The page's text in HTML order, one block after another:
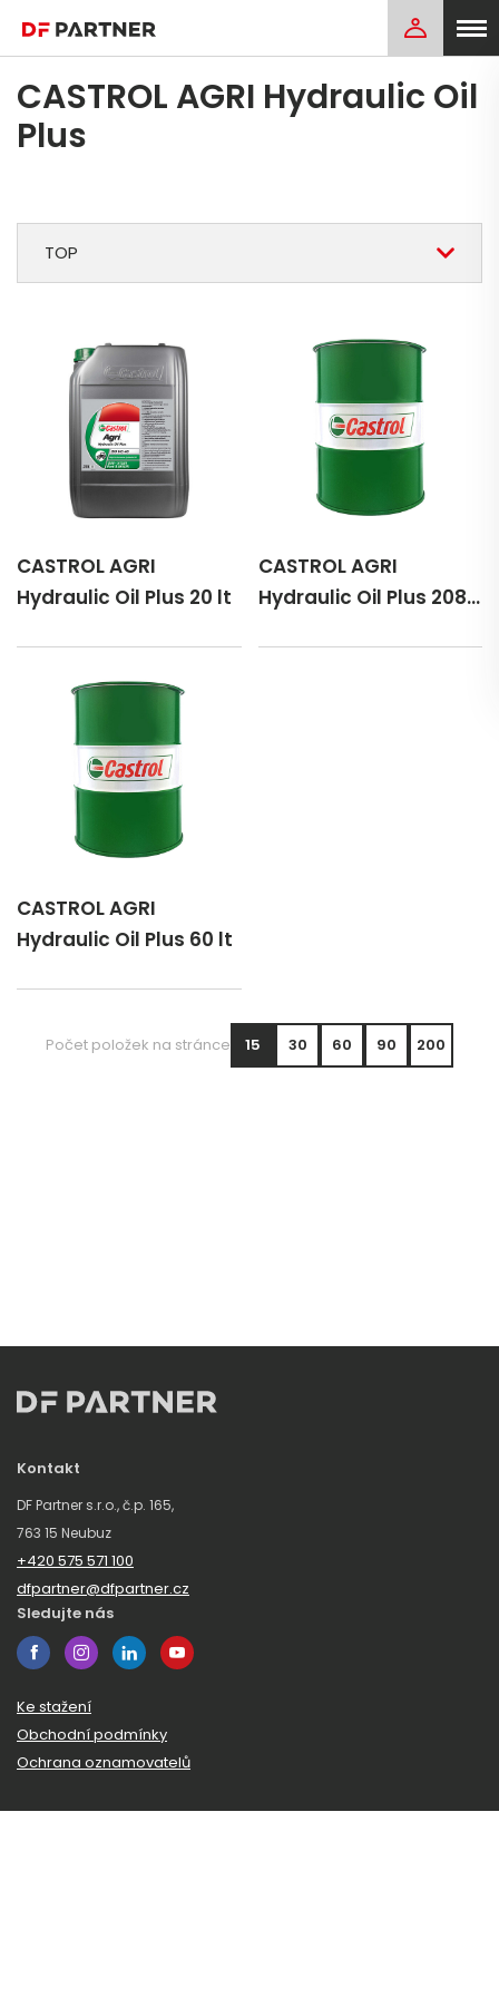
CASTROL AGRI Hydraulic Oil
Plus
TOP
CASTROL AGRI
Hydraulic Oil Plus 20 lt
CASTROL AGRI
Hydraulic Oil Plus 208
CASTROL AGRI
Hydraulic Oil Plus 60 lt
Počet položek na stránce 15 30 60 90 200
Kontakt
DF Partner s.r.o., č.p. 165,
763 15 Neubuz
+420 575 571 100
dfpartner@dfpartner.cz
Sledujte nás
Ke stažení
Obchodní podmínky
Ochrana oznamovatelů